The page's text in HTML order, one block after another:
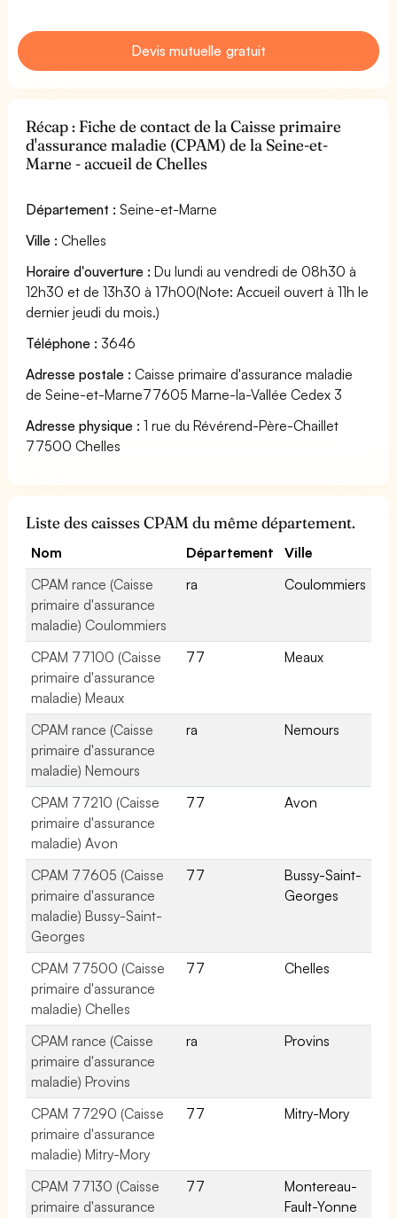
Devis mutuelle gratuit
Récap : Fiche de contact de la Caisse primaire
d'assurance maladie (CPAM) de la Seine-et-
Marne - accueil de Chelles
Département : Seine-et-Marne
Ville : Chelles
Horaire d'ouverture : Du lundi au vendredi de 08h30 à
12h30 et de 13h30 à 17h00(Note: Accueil ouvert à 11h le
dernier jeudi du mois.)
Téléphone : 3646
Adresse postale : Caisse primaire d'assurance maladie
de Seine-et-Marne77605 Marne-la-Vallée Cedex 3
Adresse physique : 1 rue du Révérend-Père-Chaillet
77500 Chelles
Liste des caisses CPAM du même département.
Nom Département
Ville
CPAM rance (Caisse
primaire d'assurance
maladie) Coulommiers
ra Coulommiers
CPAM 77100 (Caisse
primaire d'assurance
maladie) Meaux
77 Meaux
CPAM rance (Caisse
primaire d'assurance
maladie) Nemours
ra Nemours
CPAM 77210 (Caisse
primaire d'assurance
maladie) Avon
77 Avon
CPAM 77605 (Caisse
primaire d'assurance
maladie) Bussy-Saint-
Georges
77
Bussy-Saint-
Georges
CPAM 77500 (Caisse
primaire d'assurance
maladie) Chelles
77 Chelles
CPAM rance (Caisse
primaire d'assurance
maladie) Provins
ra Provins
CPAM 77290 (Caisse
primaire d'assurance
maladie) Mitry-Mory
77 Mitry-Mory
CPAM 77130 (Caisse
primaire d'assurance
77
Montereau-
Fault-Yonne